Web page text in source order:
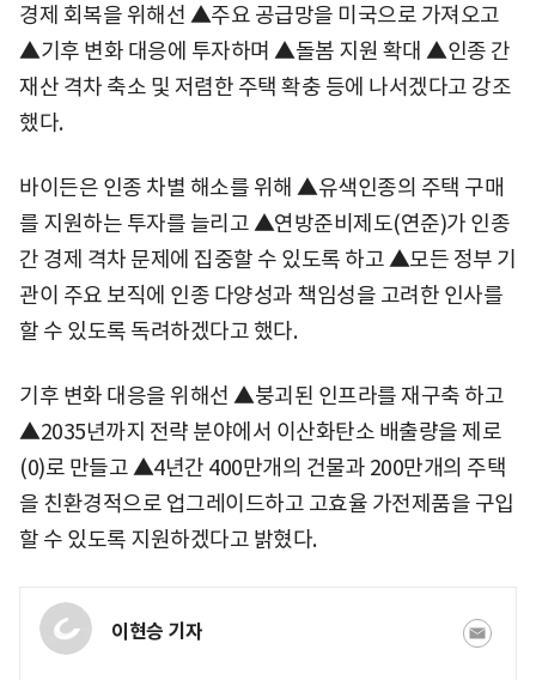
경제 회복을 위해선 ▲주요 공급망을 미국으로 가져오고
▲기후 변화 대응에 투자하며 ▲돌봄 지원 확대 ▲인종 간
재산 격차 축소 및 저렴한 주택 확충 등에 나서겠다고 강조
했다.
바이든은 인종 차별 해소를 위해 ▲유색인종의 주택 구매
를 지원하는 투자를 늘리고 ▲연방준비제도(연준)가 인종
간 경제 격차 문제에 집중할 수 있도록 하고 ▲모든 정부 기
관이 주요 보직에 인종 다양성과 책임성을 고려한 인사를
할 수 있도록 독려하겠다고 했다.
기후 변화 대응을 위해선 ▲붕괴된 인프라를 재구축 하고
▲2035년까지 전략 분야에서 이산화탄소 배출량을 제로
(0)로 만들고 ▲4년간 400만개의 건물과 200만개의 주택
을 친환경적으로 업그레이드하고 고효율 가전제품을 구입
할 수 있도록 지원하겠다고 밝혔다.
이현승 기자